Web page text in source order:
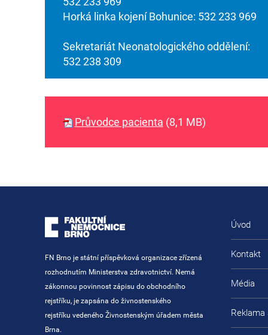
Horká linka kojení Bohunice: 532 233 969
Sekretariát Neonatologického oddělení:
532 238 309
Průvodce pacienta (8,1 MB)
FN Brno je státní příspěvková organizace zřízená
rozhodnutím Ministerstva zdravotnictví. Nemá
zákonnou povinnost zápisu do obchodního
rejstříku, je zapsána do živnostenského
rejstříku vedeného Živnostenským úřadem města
Brna.
Úvod
Kontakt
Média
Reklama